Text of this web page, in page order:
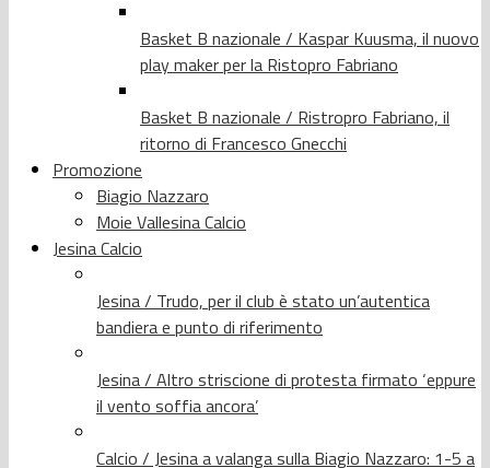
Basket B nazionale / Kaspar Kuusma, il nuovo
play maker per la Ristopro Fabriano
Basket B nazionale / Ristropro Fabriano, il
ritorno di Francesco Gnecchi
Promozione
Biagio Nazzaro
Moie Vallesina Calcio
Jesina Calcio
Jesina / Trudo, per il club è stato un’autentica
bandiera e punto di riferimento
Jesina / Altro striscione di protesta firmato ‘eppure
il vento soffia ancora’
Calcio / Jesina a valanga sulla Biagio Nazzaro: 1-5 a